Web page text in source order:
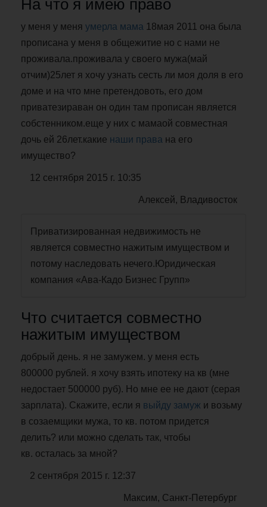
На что я имею право
у меня у меня умерла мама 18мая 2011 она была
прописана у меня в общежитие но с нами не
проживала.проживала у своего мужа(май
отчим)25лет я хочу узнать сесть ли моя доля в его
доме и на что мне претендовоть, его дом
приватезираван он один там прописан является
собстенником.еще у них с мамаой совместная
дочь ей 26лет.какие наши права на его
имущество?
12 сентября 2015 г. 10:35
Алексей, Владивосток
Приватизированная недвижимость не
является совместно нажитым имуществом и
потому наследовать нечего.Юридическая
компания «Ава-Кадо Бизнес Групп»
Что считается совместно
нажитым имуществом
добрый день. я не замужем. у меня есть
800000 рублей. я хочу взять ипотеку на кв (мне
недостает 500000 руб). Но мне ее не дают (серая
зарплата). Скажите, если я выйду замуж и возьму
в созаемщики мужа, то кв. потом придется
делить? или можно сделать так, чтобы
кв. осталась за мной?
2 сентября 2015 г. 12:37
Максим, Санкт-Петербург